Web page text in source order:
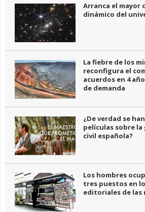
Arranca el mayor
dinámico del
La fiebre de los
reconfigura el
acuerdos en 4
de demanda
¿De verdad se
películas sobre la
civil española?
Los hombres
tres puestos en
editoriales de